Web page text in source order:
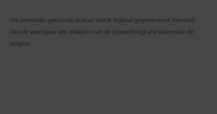
De hieronder getoonde textuur wordt digitaal gegenereerd, hierdoor
kan de weergave iets afwijken van de paneelfotografie bovenaan de
pagina.